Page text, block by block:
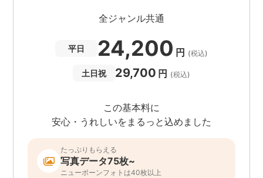
全ジャンル共通
平日 24,200 円 (税込)
土日祝 29,700 円 (税込)
この基本料に
安心・うれしいをまるっと込めました
たっぷりもらえる
写真データ75枚~
ニューボーンフォトは40枚以上